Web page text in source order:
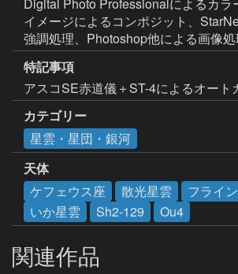
イメージによるコンポジット、
強調処理、Photoshop他による画像
特記事項
アスコSE赤道儀＋ST-4によるオート
カテゴリー
星雲・星団・銀河
天体
ケフェウス座
散光星雲
フライ
いか星雲
Sh2-129 Ou4
関連作品